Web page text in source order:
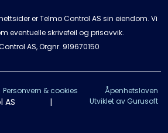
er Telmo Control AS sin eiendom. Vi
eventuelle skrivefeil og prisavvik.
AS, Orgnr. 919670150
Personvern & cookies Åpenhetsloven
AS | Utviklet av Gurusoft